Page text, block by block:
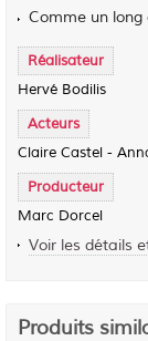
Comme un
Réalisateur
Hervé Bodilis
Acteurs
Claire Castel -
Producteur
Marc Dorcel
Voir les détails
Produits